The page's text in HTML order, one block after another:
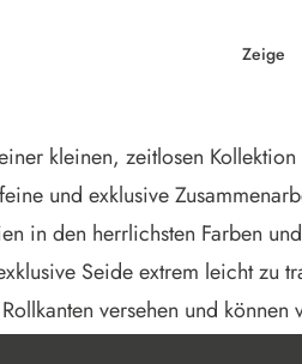
Zeige
kleinen, zeitlosen
und exklusive
in den herrlichsten Farben
Seide extrem leicht zu
versehen und können